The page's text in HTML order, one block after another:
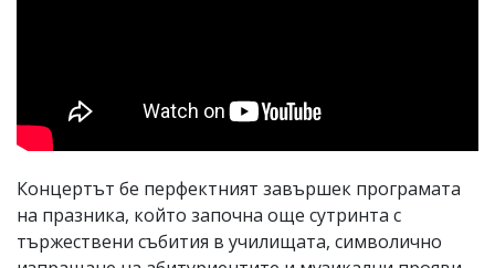
Концертът бе перфектният завършек програмата
на празника, който започна още сутринта с
тържествени събития в училищата, символично